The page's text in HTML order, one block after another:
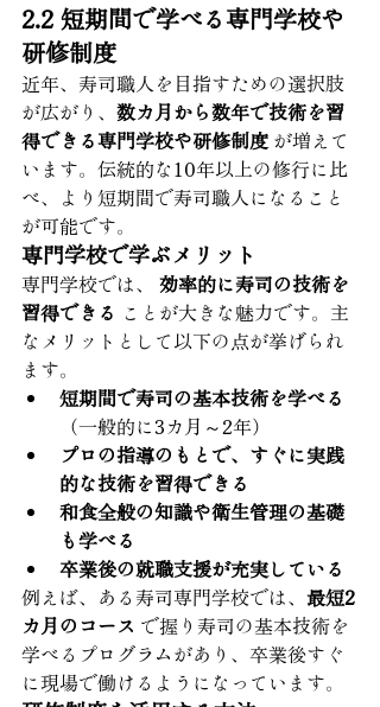
2.2 短期間で学べる専門学校や
研修制度
近年、寿司職人を目指すための選択肢
が広がり、 数カ月から数年で技術を習
得できる専門学校や研修制度 が増えて
います。伝統的な10年以上の修行に比
べ、より短期間で寿司職人になること
が可能です。
専門学校で学ぶメリット
専門学校では、 効率的に寿司の技術を
習得できる ことが大きな魅力です。主
なメリットとして以下の点が挙げられ
ます。
短期間で寿司の基本技術を学べる
（一般的に3カ月～2年）
プロの指導のもとで、すぐに実践
的な技術を習得できる
和食全般の知識や衛生管理の基礎
も学べる
卒業後の就職支援が充実している
例えば、ある寿司専門学校では、 最短2
カ月のコース で握り寿司の基本技術を
学べるプログラムがあり、卒業後すぐ
に現場で働けるようになっています。